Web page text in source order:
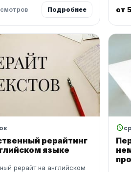
Подробнее от
рерайтинг
языке
рерайт на английском
schedule